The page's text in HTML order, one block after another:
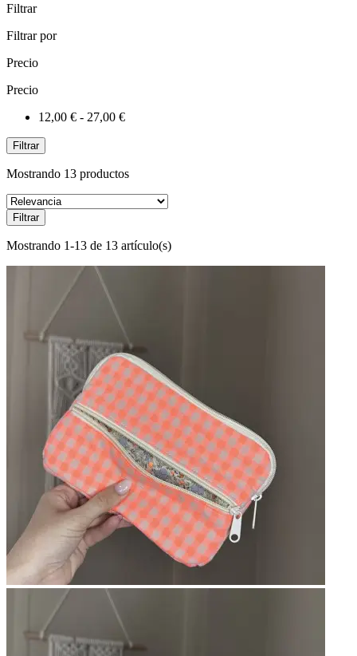
Filtrar
Filtrar por
Precio
Precio
12,00 € - 27,00 €
Filtrar
Mostrando 13 productos
Filtrar
Mostrando 1-13 de 13 artículo(s)